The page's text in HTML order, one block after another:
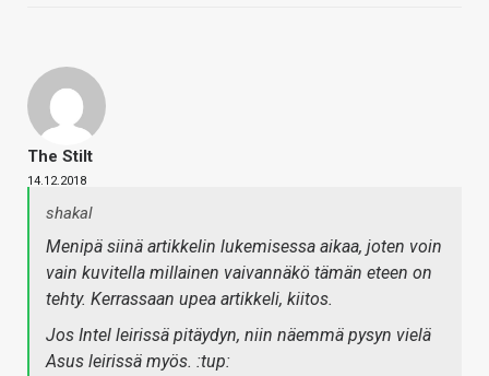
The Stilt
14.12.2018
shakal
Menipä siinä artikkelin lukemisessa aikaa, joten voin
vain kuvitella millainen vaivannäkö tämän eteen on
tehty. Kerrassaan upea artikkeli, kiitos.
Jos Intel leirissä pitäydyn, niin näemmä pysyn vielä
Asus leirissä myös. :tup: